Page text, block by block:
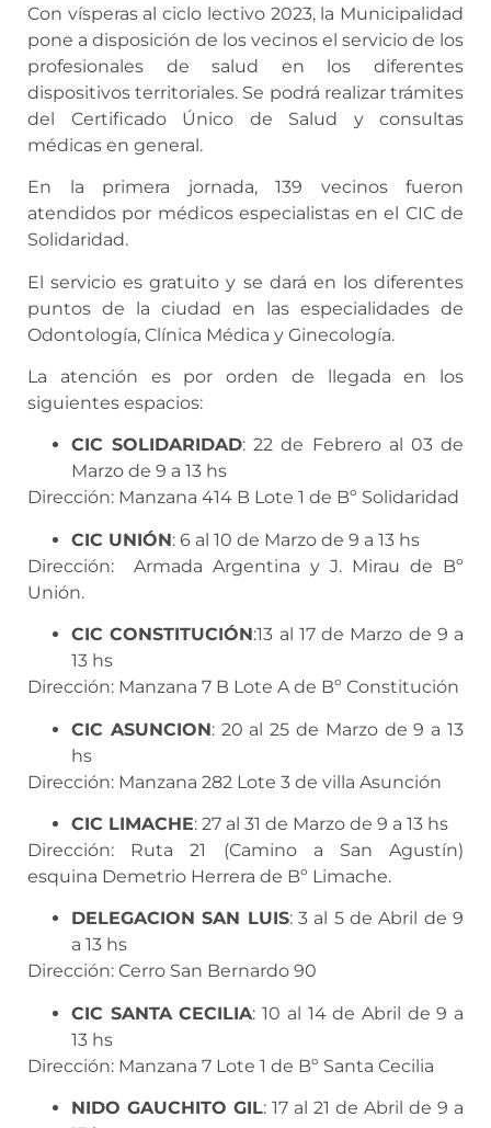
Con vísperas al ciclo lectivo 2023, la Municipalidad
pone a disposición de los vecinos el servicio de los
profesionales de salud en los diferentes
dispositivos territoriales. Se podrá realizar trámites
del Certificado Único de Salud y consultas
médicas en general.
En la primera jornada, 139 vecinos fueron
atendidos por médicos especialistas en el CIC de
Solidaridad.
El servicio es gratuito y se dará en los diferentes
puntos de la ciudad en las especialidades de
Odontología, Clínica Médica y Ginecología.
La atención es por orden de llegada en los
siguientes espacios:
CIC SOLIDARIDAD: 22 de Febrero al 03 de
Marzo de 9 a 13 hs
Dirección: Manzana 414 B Lote 1 de Bº Solidaridad
CIC UNIÓN: 6 al 10 de Marzo de 9 a 13 hs
Dirección: Armada Argentina y J. Mirau de Bº
Unión.
CIC CONSTITUCIÓN:13 al 17 de Marzo de 9 a
13 hs
Dirección: Manzana 7 B Lote A de Bº Constitución
CIC ASUNCION: 20 al 25 de Marzo de 9 a 13
hs
Dirección: Manzana 282 Lote 3 de villa Asunción
CIC LIMACHE: 27 al 31 de Marzo de 9 a 13 hs
Dirección: Ruta 21 (Camino a San Agustín)
esquina Demetrio Herrera de Bº Limache.
DELEGACION SAN LUIS: 3 al 5 de Abril de 9
a 13 hs
Dirección: Cerro San Bernardo 90
CIC SANTA CECILIA: 10 al 14 de Abril de 9 a
13 hs
Dirección: Manzana 7 Lote 1 de Bº Santa Cecilia
NIDO GAUCHITO GIL: 17 al 21 de Abril de 9 a